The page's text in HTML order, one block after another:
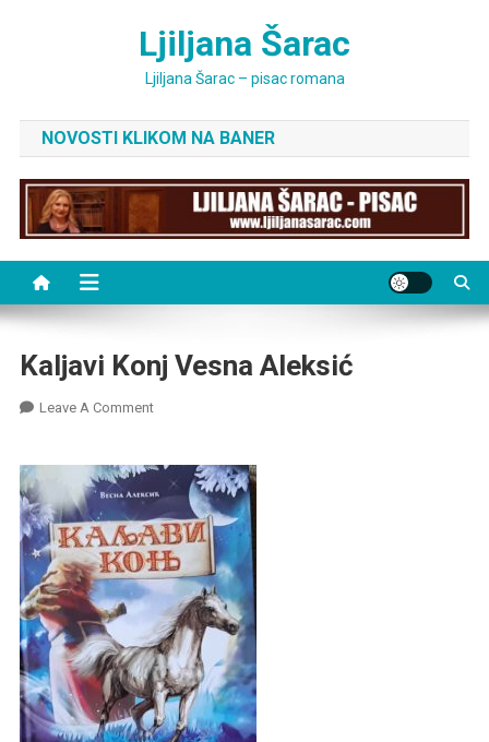
Ljiljana Šarac
Ljiljana Šarac – pisac romana
NOVOSTI KLIKOM NA BANER
Kaljavi Konj Vesna Aleksić
Leave A CommentOn
Vesna
Aleksić